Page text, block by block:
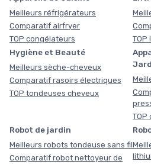
Meilleurs réfrigérateurs
Comparatif airfryer
TOP congélateurs
TOP
Hygiène et Beauté
Meilleurs sèche-cheveux
Comparatif rasoirs électriques
TOP tondeuses cheveux
TOP
Robot de jardin
Meilleurs robots tondeuse sans fil
Comparatif robot nettoyeur de